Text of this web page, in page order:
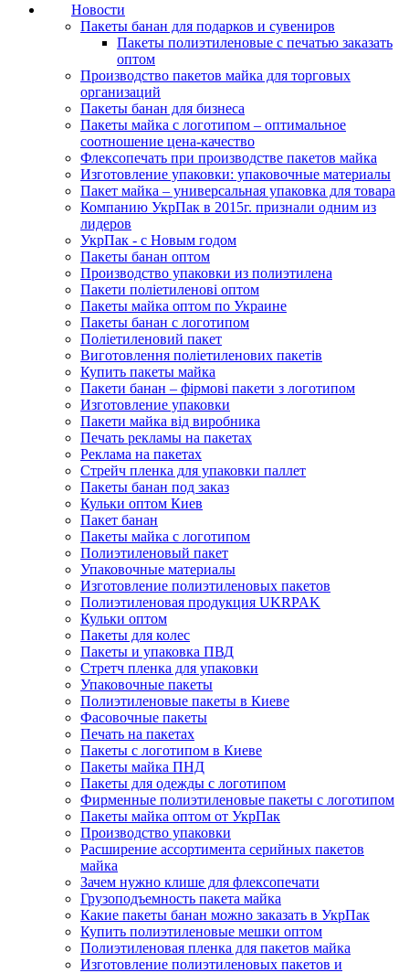
Новости
Пакеты банан для подарков и сувениров
Пакеты полиэтиленовые с печатью заказать
оптом
Производство пакетов майка для торговых
организаций
Пакеты банан для бизнеса
Пакеты майка с логотипом – оптимальное
соотношение цена-качество
Флексопечать при производстве пакетов майка
Изготовление упаковки: упаковочные материалы
Пакет майка – универсальная упаковка для товара
Компанию УкрПак в 2015г. признали одним из
лидеров
УкрПак - с Новым годом
Пакеты банан оптом
Производство упаковки из полиэтилена
Пакети поліетиленові оптом
Пакеты майка оптом по Украине
Пакеты банан с логотипом
Поліетиленовий пакет
Виготовлення поліетиленових пакетів
Купить пакеты майка
Пакети банан – фірмові пакети з логотипом
Изготовление упаковки
Пакети майка від виробника
Печать рекламы на пакетах
Реклама на пакетах
Стрейч пленка для упаковки паллет
Пакеты банан под заказ
Кульки оптом Киев
Пакет банан
Пакеты майка с логотипом
Полиэтиленовый пакет
Упаковочные материалы
Изготовление полиэтиленовых пакетов
Полиэтиленовая продукция UKRPAK
Кульки оптом
Пакеты для колес
Пакеты и упаковка ПВД
Стретч пленка для упаковки
Упаковочные пакеты
Полиэтиленовые пакеты в Киеве
Фасовочные пакеты
Печать на пакетах
Пакеты с логотипом в Киеве
Пакеты майка ПНД
Пакеты для одежды с логотипом
Фирменные полиэтиленовые пакеты с логотипом
Пакеты майка оптом от УкрПак
Производство упаковки
Расширение ассортимента серийных пакетов
майка
Зачем нужно клише для флексопечати
Грузоподъемность пакета майка
Какие пакеты банан можно заказать в УкрПак
Купить полиэтиленовые мешки оптом
Полиэтиленовая пленка для пакетов майка
Изготовление полиэтиленовых пакетов и